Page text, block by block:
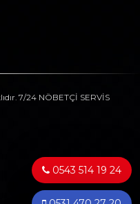
7/24 NÖBETÇİ SERVİS
0543 514 19 24